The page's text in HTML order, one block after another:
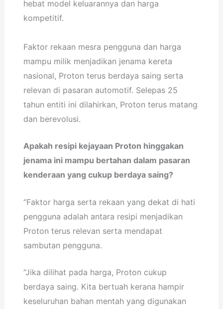
hebat model keluarannya dan harga
kompetitif.
Faktor rekaan mesra pengguna dan harga
mampu milik menjadikan jenama kereta
nasional, Proton terus berdaya saing serta
relevan di pasaran automotif. Selepas 25
tahun entiti ini dilahirkan, Proton terus matang
dan berevolusi.
Apakah resipi kejayaan Proton hinggakan
jenama ini mampu bertahan dalam pasaran
kenderaan yang cukup berdaya saing?
“Faktor harga serta rekaan yang dekat di hati
pengguna adalah antara resipi menjadikan
Proton terus relevan serta mendapat
sambutan pengguna.
“Jika dilihat pada harga, Proton cukup
berdaya saing. Kita bertuah kerana hampir
keseluruhan bahan mentah yang digunakan